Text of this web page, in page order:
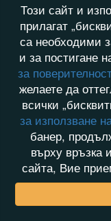
Този сайт и
прилагат
са необходими
и за постигане
за
желаете да
всички
за използване
банер,
върху връзка
сайта, Вие